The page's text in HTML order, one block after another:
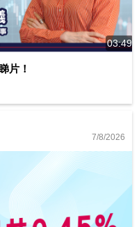
03:49
片！
7/8/2026